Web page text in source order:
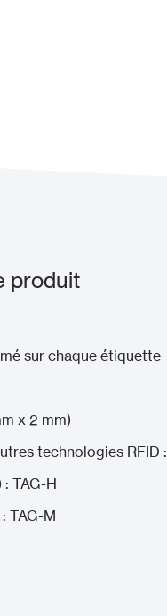
produit
sur chaque étiquette
x 2 mm)
technologies RFID :
TAG-H
TAG-M